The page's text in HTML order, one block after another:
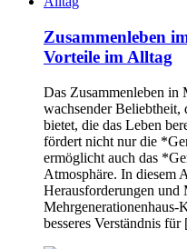
Zusammenleben
Vorteile im Alltag
Das Zusammenleben in
wachsender Beliebtheit,
bietet, die das Leben
fördert nicht nur die
ermöglicht auch das
Atmosphäre. In diesem
Herausforderungen und
Mehrgenerationenhaus-
besseres Verständnis